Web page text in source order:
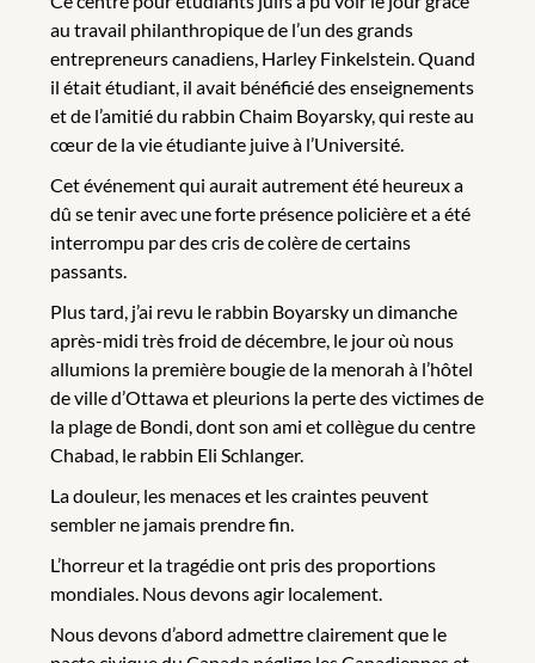
au travail philanthropique de l’un des grands
entrepreneurs canadiens, Harley Finkelstein. Quand
il était étudiant, il avait bénéficié des enseignements
et de l’amitié du rabbin Chaim Boyarsky, qui reste au
cœur de la vie étudiante juive à l’Université.
Cet événement qui aurait autrement été heureux a
dû se tenir avec une forte présence policière et a été
interrompu par des cris de colère de certains
passants.
Plus tard, j’ai revu le rabbin Boyarsky un dimanche
après-midi très froid de décembre, le jour où nous
allumions la première bougie de la menorah à l’hôtel
de ville d’Ottawa et pleurions la perte des victimes de
la plage de Bondi, dont son ami et collègue du centre
Chabad, le rabbin Eli Schlanger.
La douleur, les menaces et les craintes peuvent
sembler ne jamais prendre fin.
L’horreur et la tragédie ont pris des proportions
mondiales. Nous devons agir localement.
Nous devons d’abord admettre clairement que le